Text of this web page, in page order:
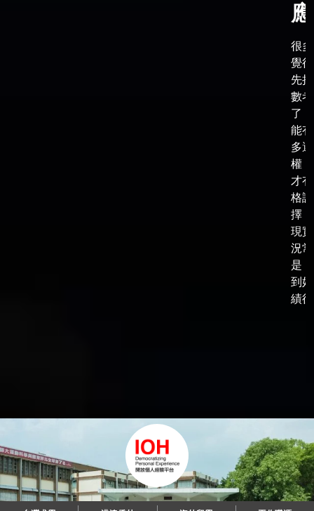
應
很
覺
先
數
了
能
多
權
才
格
擇
現
況常
是
到
績